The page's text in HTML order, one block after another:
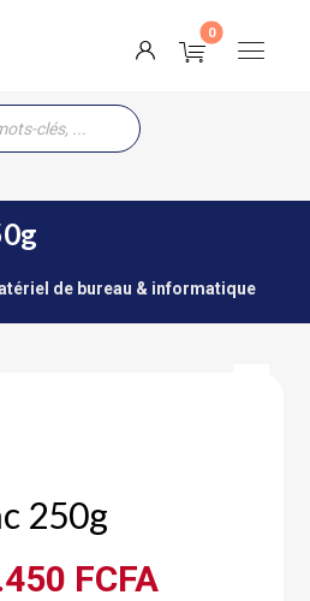
de bureau & informatique
250g
FCFA